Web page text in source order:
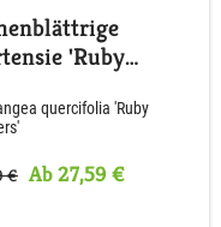
'Ruby
quercifolia 'Ruby
€ Ab 27,59 €